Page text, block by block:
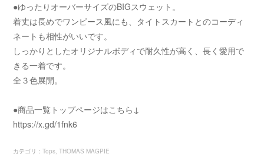
●ゆったりオーバーサイズのBIGスウェット。
着丈は長めでワンピース風にも、タイトスカートとのコーディ
ネートも相性がいいです。
しっかりとしたオリジナルボディで耐久性が高く、長く愛用で
きる一着です。
全３色展開。
●商品一覧トップページはこちら↓
https://x.gd/1fnk6
カテゴリ ：Tops THOMAS MAGPIE